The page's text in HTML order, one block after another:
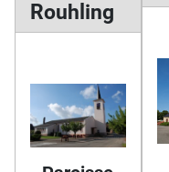
Rouhling